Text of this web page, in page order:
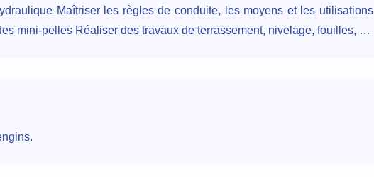
Maîtriser les règles de conduite, les moyens et les utilisations
mini-pelles Réaliser des travaux de terrassement, nivelage, fouilles, …